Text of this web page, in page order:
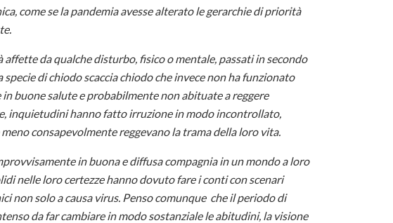
come se la pandemia avesse alterato le gerarchie di priorità
affette da qualche disturbo, fisico o mentale, passati in secondo
di chiodo scaccia chiodo che invece non ha funzionato
buone salute e probabilmente non abituate a reggere
inquietudini hanno fatto irruzione in modo incontrollato,
consapevolmente reggevano la trama della loro vita.
in buona e diffusa compagnia in un mondo a loro
nelle loro certezze hanno dovuto fare i conti con scenari
non solo a causa virus. Penso comunque che il periodo di
da far cambiare in modo sostanziale le abitudini, la visione